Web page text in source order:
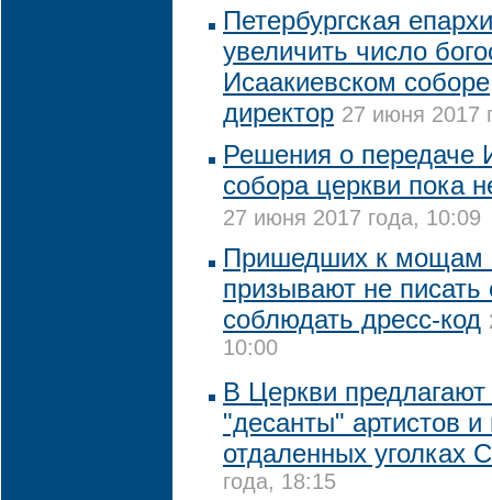
Петербургская
увеличить число
Исаакиевском
директор 27 июня 2017
Решения о передаче
собора церкви пока
27 июня 2017 года, 10:09
Пришедших к мощам
призывают не
соблюдать дресс-код
10:00
В Церкви
"десанты" артистов и
отдаленных уголках
года, 18:15